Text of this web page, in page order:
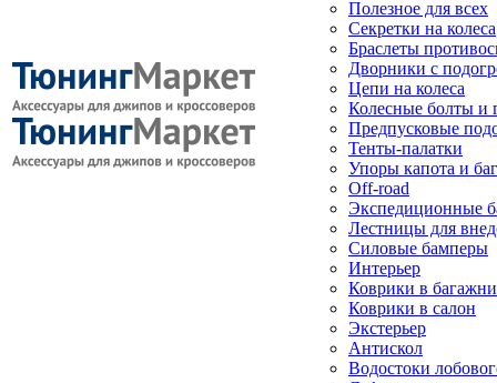
Полезное для всех
Секретки на колеса
Браслеты
Дворники с
Цепи на колеса
Колесные болты и
Предпусковые
Тенты-палатки
Упоры капота и
Off-road
Экспедиционные
Лестницы для
Силовые бамперы
Интерьер
Коврики в
Коврики в салон
Экстерьер
Антискол
Водостоки